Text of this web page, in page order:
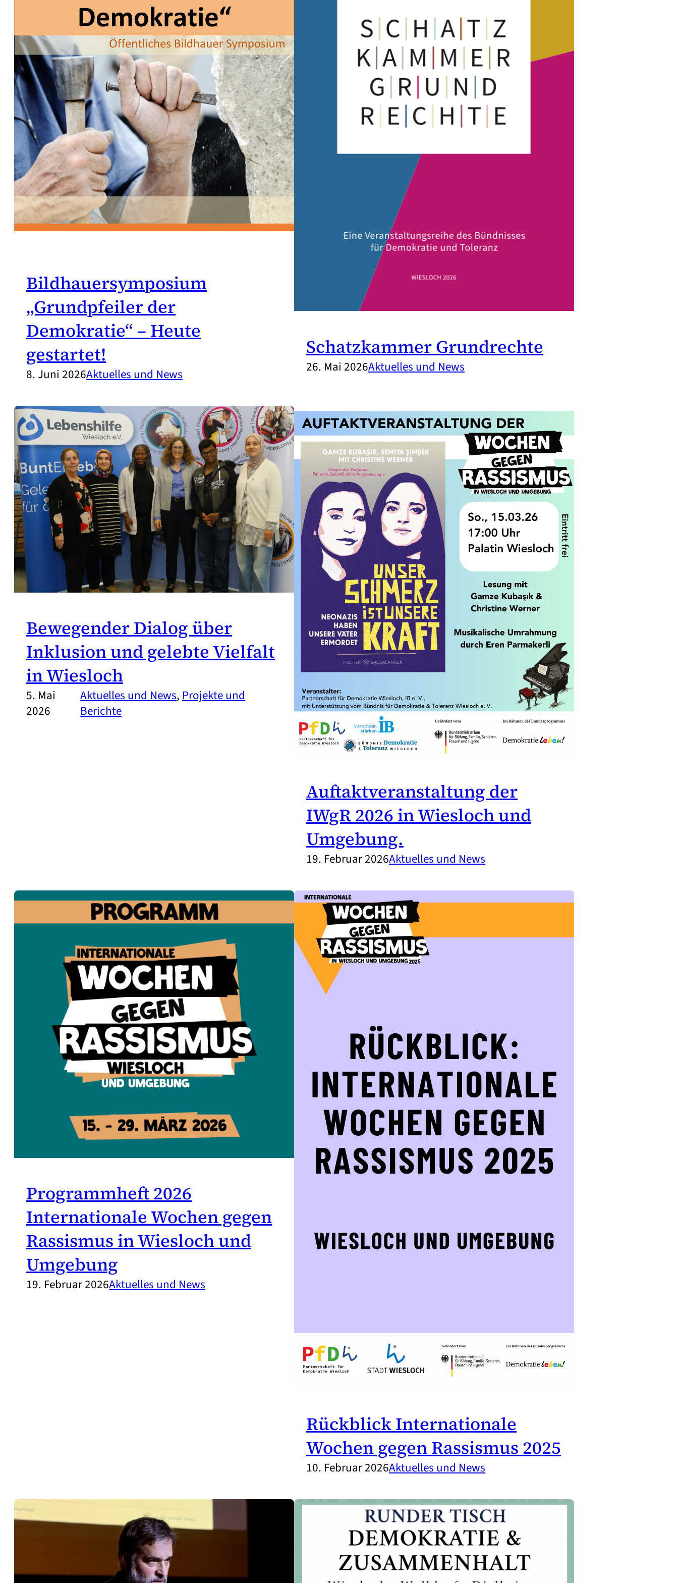
Bildhauersymposium
„Grundpfeiler der
Demokratie“ – Heute
gestartet!
8. Juni 2026Aktuelles und News
Schatzkammer Grundrechte
26. Mai 2026Aktuelles und News
Bewegender Dialog über
Inklusion und gelebte Vielfalt
in Wiesloch
5. Mai
2026
Aktuelles und News, Projekte und
Berichte
Auftaktveranstaltung der
IWgR 2026 in Wiesloch und
Umgebung.
19. Februar 2026Aktuelles und News
Programmheft 2026
Internationale Wochen gegen
Rassismus in Wiesloch und
Umgebung
19. Februar 2026Aktuelles und News
Rückblick Internationale
Wochen gegen Rassismus 2025
10. Februar 2026Aktuelles und News